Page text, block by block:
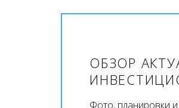
ОБЗОР
Фото, планировки